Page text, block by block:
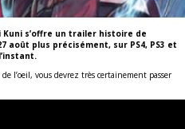
Kuni s’offre un trailer histoire de
août plus précisément, sur PS4, PS3 et
l’oeil, vous devrez très certainement passer